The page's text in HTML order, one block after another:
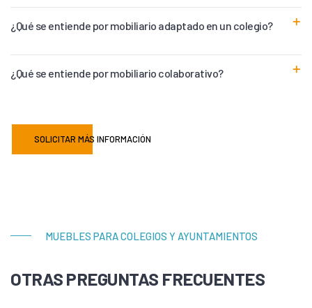
¿Qué se entiende por mobiliario adaptado en un colegio?
¿Qué se entiende por mobiliario colaborativo?
SOLICITAR MÁS INFORMACIÓN
MUEBLES PARA COLEGIOS Y AYUNTAMIENTOS
OTRAS PREGUNTAS FRECUENTES